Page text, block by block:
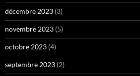
décembre 2023 (3)
novembre 2023 (5)
octobre 2023 (4)
septembre 2023 (2)